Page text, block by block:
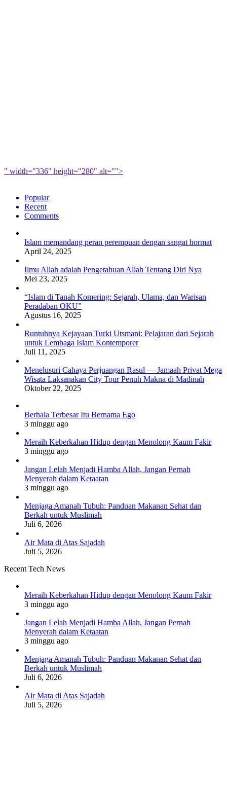
" width="336" height="280" alt="">
Popular
Recent
Comments
Islam memandang peran perempuan dengan sangat hormat
April 24, 2025
Ilmu Allah adalah Pengetahuan Allah Tentang Diri Nya
Mei 23, 2025
“Islam di Tanah Komering: Sejarah, Ulama, dan Warisan
Peradaban OKU”
Agustus 16, 2025
Runtuhnya Kejayaan Turki Utsmani: Pelajaran dari Sejarah
untuk Lembaga Islam Kontemporer
Juli 11, 2025
Menelusuri Cahaya Perjuangan Rasul — Jamaah Privat Mega
Wisata Laksanakan City Tour Penuh Makna di Madinah
Oktober 22, 2025
Berhala Terbesar Itu Bernama Ego
3 minggu ago
Meraih Keberkahan Hidup dengan Menolong Kaum Fakir
3 minggu ago
Jangan Lelah Menjadi Hamba Allah, Jangan Pernah
Menyerah dalam Ketaatan
3 minggu ago
Menjaga Amanah Tubuh: Panduan Makanan Sehat dan
Berkah untuk Muslimah
Juli 6, 2026
Air Mata di Atas Sajadah
Juli 5, 2026
Recent Tech News
Meraih Keberkahan Hidup dengan Menolong Kaum Fakir
3 minggu ago
Jangan Lelah Menjadi Hamba Allah, Jangan Pernah
Menyerah dalam Ketaatan
3 minggu ago
Menjaga Amanah Tubuh: Panduan Makanan Sehat dan
Berkah untuk Muslimah
Juli 6, 2026
Air Mata di Atas Sajadah
Juli 5, 2026